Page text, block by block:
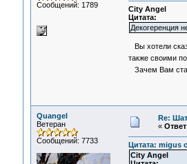
Сообщений: 1789
City Angel
Цитата:
Декогеренция
Вы хотели
также своими
Зачем Вам
Quangel
Ветеран
Сообщений: 7733
Re:
«
Цитата: migus
City Angel